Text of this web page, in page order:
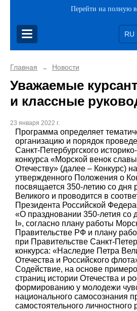
Перейти на полную
RU
Главная → Новости
Уважаемые
и классные
23 января 2022 г.
Программа определяет
организацию и порядок
Санкт-Петербургского
конкурса «Морской венок
Отечеству» (далее – Конкурс)
утвержденного Положения о
посвящается 350-летию со дня
Великого и проводится в
Президента Российской
«О праздновании 350-летия со
I», согласно плану работы
Правительстве РФ и плану
при Правительстве Санкт-
конкурса: «Наследие Петра
Отечества и Российского
Содействие, на основе
страниц истории Отечества и
формированию у молодежи
национального самосознания
самостоятельного личностного